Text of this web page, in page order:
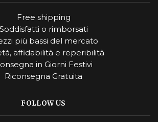
Free shipping
Soddisfatti o rimborsati
più bassi del mercato
affidabilità e reperibilità
in Giorni Festivi
Riconsegna Gratuita
FOLLOW US